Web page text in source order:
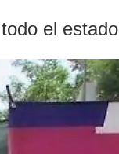
el estado